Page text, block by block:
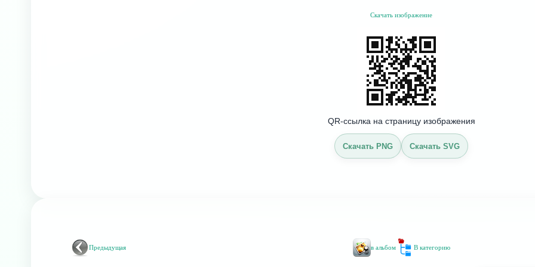
Скачать изображение
QR-ссылка на страницу изображения
Скачать PNG Скачать SVG
Предыдущая в альбом В категорию